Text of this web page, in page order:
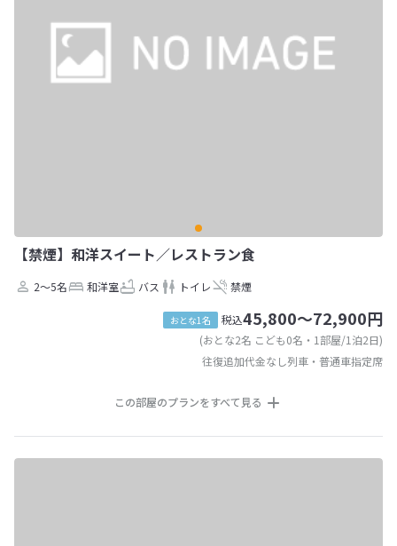
【禁煙】和洋スイート／レストラン食
2～5名 和洋室 バス トイレ 禁煙
おとな1名 税込45,800～72,900円
(おとな2名 こども0名・1部屋/1泊2日)
往復追加代金なし列車・普通車指定席
この部屋のプランをすべて見る